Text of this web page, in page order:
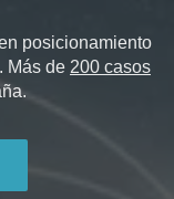
posicionamiento
Más de 200 casos